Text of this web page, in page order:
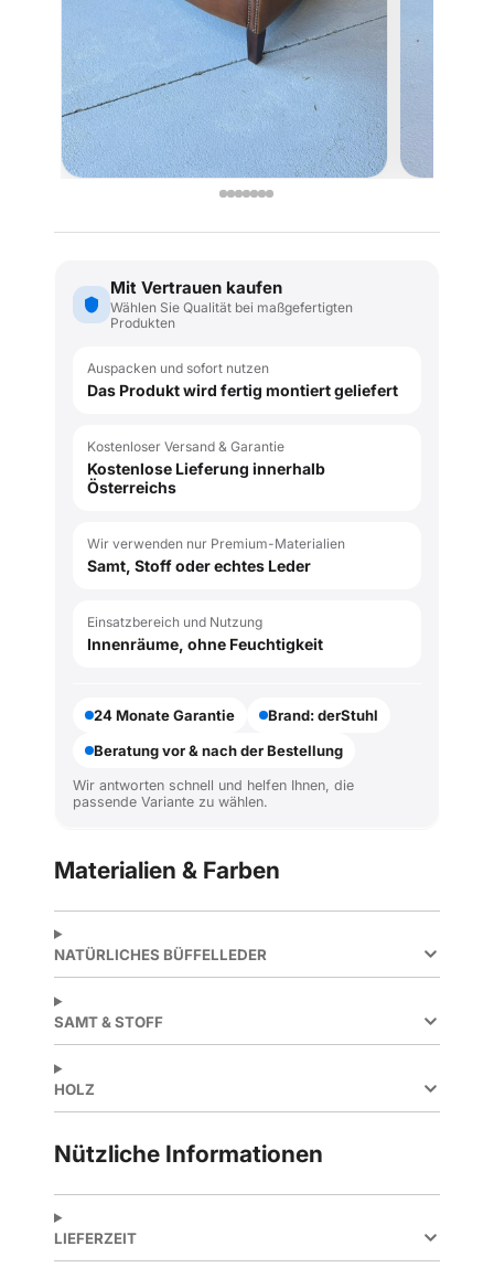
Mit Vertrauen kaufen
Wählen Sie Qualität bei maßgefertigten
Produkten
Auspacken und sofort nutzen
Das Produkt wird fertig montiert geliefert
Kostenloser Versand & Garantie
Kostenlose Lieferung innerhalb
Österreichs
Wir verwenden nur Premium-Materialien
Samt, Stoff oder echtes Leder
Einsatzbereich und Nutzung
Innenräume, ohne Feuchtigkeit
24 Monate Garantie
Brand: derStuhl
Beratung vor & nach der Bestellung
Wir antworten schnell und helfen Ihnen, die
passende Variante zu wählen.
Materialien & Farben
NATÜRLICHES BÜFFELLEDER
SAMT & STOFF
HOLZ
Nützliche Informationen
LIEFERZEIT